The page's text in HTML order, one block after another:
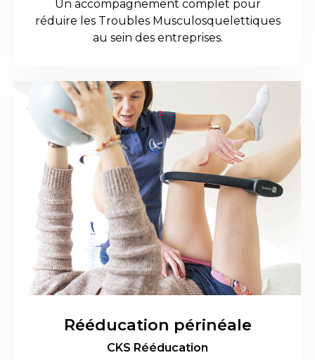
Un accompagnement complet pour
réduire les Troubles Musculosquelettiques
au sein des entreprises.
Rééducation périnéale
CKS Rééducation